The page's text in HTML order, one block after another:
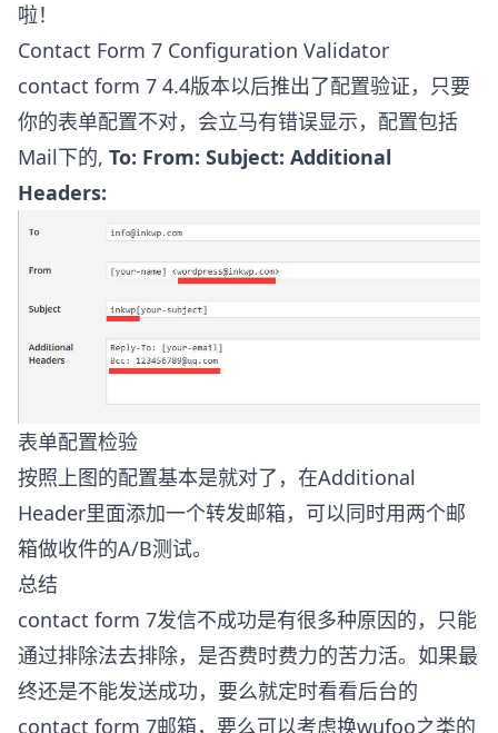
啦！
Contact Form 7 Configuration Validator
contact form 7 4.4版本以后推出了配置验证，只要
你的表单配置不对，会立马有错误显示，配置包括
Mail下的, To: From: Subject: Additional
Headers:
表单配置检验
按照上图的配置基本是就对了，在Additional
Header里面添加一个转发邮箱，可以同时用两个邮
箱做收件的A/B测试。
总结
contact form 7发信不成功是有很多种原因的，只能
通过排除法去排除，是否费时费力的苦力活。如果最
终还是不能发送成功，要么就定时看看后台的
contact form 7邮箱，要么可以考虑换wufoo之类的